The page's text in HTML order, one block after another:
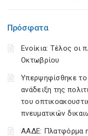
Πρόσφατα
Ενοίκια: Τέλος οι
Οκτωβρίου
Υπερψηφίσθηκε το
ανάδειξη της
του
πνευματικών
ΑΑΔΕ: Πλατφόρμα